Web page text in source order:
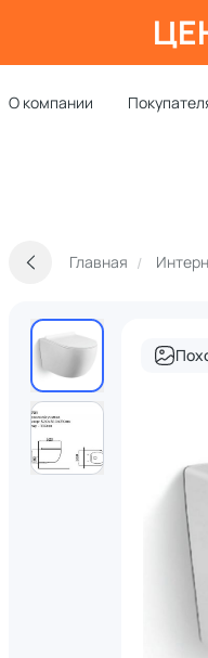
О компании
Главная